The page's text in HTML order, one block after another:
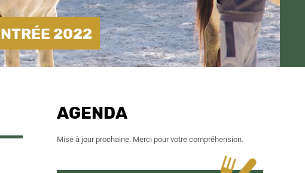
2022
AGENDA
Mise à jour prochaine. Merci pour votre compréhension.